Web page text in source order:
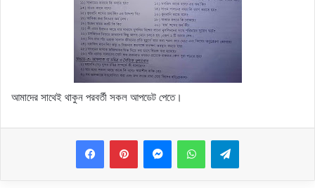
আমাদের সাথেই থাকুন পরবর্তী সকল আপডেট পেতে।
MessengerWhatsAppTelegram